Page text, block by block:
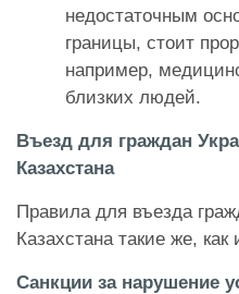
недостаточным
границы, стоит
например,
близких людей.
Въезд для граждан
Казахстана
Правила для въезда
Казахстана такие же,
Санкции за нарушение